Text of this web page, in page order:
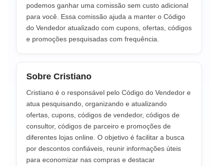
podemos ganhar uma comissão sem custo adicional
para você. Essa comissão ajuda a manter o Código
do Vendedor atualizado com cupons, ofertas, códigos
e promoções pesquisadas com frequência.
Sobre Cristiano
Cristiano é o responsável pelo Código do Vendedor e
atua pesquisando, organizando e atualizando
ofertas, cupons, códigos de vendedor, códigos de
consultor, códigos de parceiro e promoções de
diferentes lojas online. O objetivo é facilitar a busca
por descontos confiáveis, reunir informações úteis
para economizar nas compras e destacar